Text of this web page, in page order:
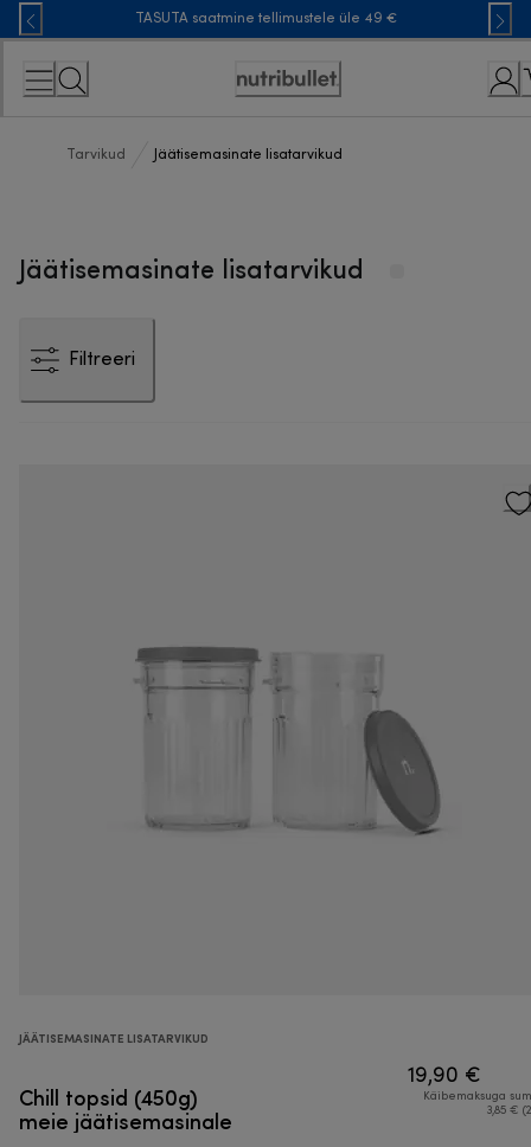
Skip
to
Content
TASUTA saatmine tellimustele üle 49 €
Accessibility
Tarvikud Jäätisemasinate lisatarvikud
Jäätisemasinate lisatarvikud
Filtreeri
JÄÄTISEMASINATE LISATARVIKUD
Chill topsid (450g)
meie jäätisemasinale
19,90 €
Käibemaksuga
3,85 €